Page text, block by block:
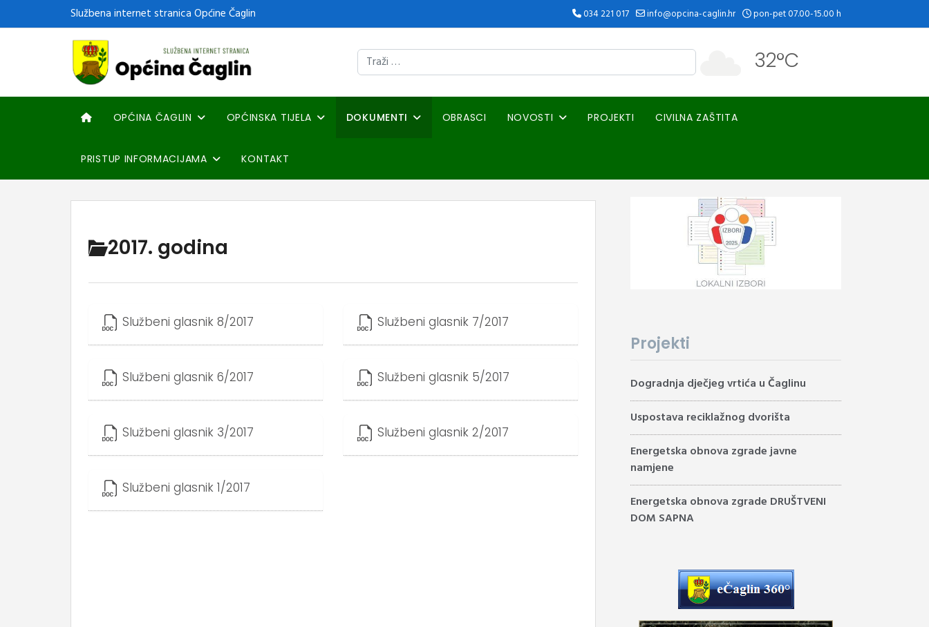
Službena internet stranica Općine Čaglin 034 221 017 info@opcina-caglin.hr pon-pet 07.00-15.00 h
32°C
OPĆINA ČAGLIN OPĆINSKA TIJELA DOKUMENTI OBRASCI NOVOSTI PROJEKTI CIVILNA ZAŠTITA
PRISTUP INFORMACIJAMA KONTAKT
2017. godina
Službeni glasnik 8/2017 Službeni glasnik 7/2017
Službeni glasnik 6/2017 Službeni glasnik 5/2017
Službeni glasnik 3/2017 Službeni glasnik 2/2017
Službeni glasnik 1/2017
Projekti
Dogradnja dječjeg vrtića u Čaglinu
Uspostava reciklažnog dvorišta
Energetska obnova zgrade javne
namjene
Energetska obnova zgrade DRUŠTVENI
DOM SAPNA